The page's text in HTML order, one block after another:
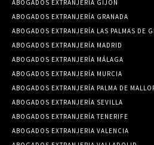
ABOGADOS EXTRANJERÍA GIJÓN
ABOGADOS EXTRANJERÍA GRANADA
ABOGADOS EXTRANJERÍA LAS PALMAS DE
ABOGADOS EXTRANJERÍA MADRID
ABOGADOS EXTRANJERÍA MÁLAGA
ABOGADOS EXTRANJERÍA MURCIA
ABOGADOS EXTRANJERÍA PALMA DE
ABOGADOS EXTRANJERÍA SEVILLA
ABOGADOS EXTRANJERÍA TENERIFE
ABOGADOS EXTRANJERIA VALENCIA